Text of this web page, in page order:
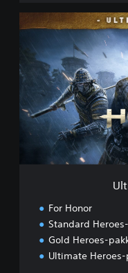
l
m
a
e
t
For Honor
Standard
Gold Heroes-
Ultimate